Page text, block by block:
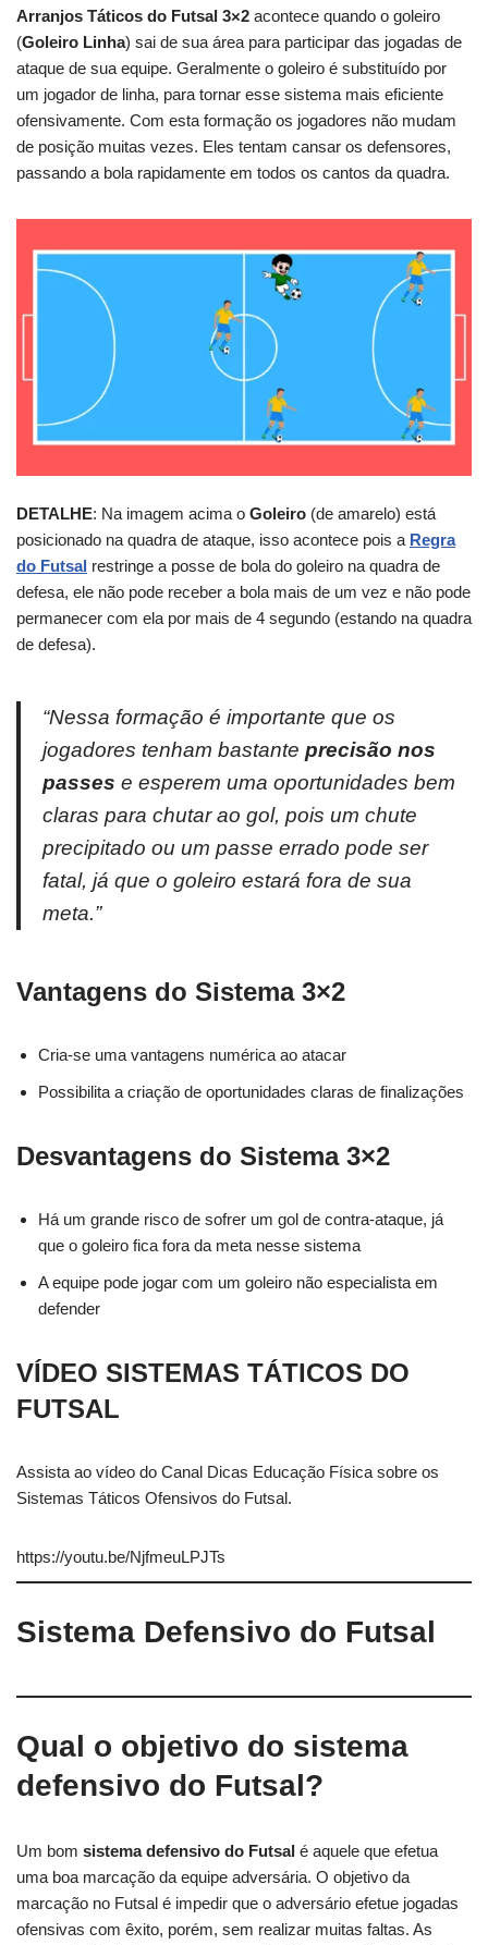
Arranjos Táticos do Futsal 3×2 acontece quando o goleiro
(Goleiro Linha) sai de sua área para participar das jogadas de
ataque de sua equipe. Geralmente o goleiro é substituído por
um jogador de linha, para tornar esse sistema mais eficiente
ofensivamente. Com esta formação os jogadores não mudam
de posição muitas vezes. Eles tentam cansar os defensores,
passando a bola rapidamente em todos os cantos da quadra.
DETALHE: Na imagem acima o Goleiro (de amarelo) está
posicionado na quadra de ataque, isso acontece pois a Regra
do Futsal restringe a posse de bola do goleiro na quadra de
defesa, ele não pode receber a bola mais de um vez e não pode
permanecer com ela por mais de 4 segundo (estando na quadra
de defesa).
“Nessa formação é importante que os
jogadores tenham bastante precisão nos
passes e esperem uma oportunidades bem
claras para chutar ao gol, pois um chute
precipitado ou um passe errado pode ser
fatal, já que o goleiro estará fora de sua
meta.”
Vantagens do Sistema 3×2
Cria-se uma vantagens numérica ao atacar
Possibilita a criação de oportunidades claras de finalizações
Desvantagens do Sistema 3×2
Há um grande risco de sofrer um gol de contra-ataque, já
que o goleiro fica fora da meta nesse sistema
A equipe pode jogar com um goleiro não especialista em
defender
VÍDEO SISTEMAS TÁTICOS DO
FUTSAL
Assista ao vídeo do Canal Dicas Educação Física sobre os
Sistemas Táticos Ofensivos do Futsal.
https://youtu.be/NjfmeuLPJTs
Sistema Defensivo do Futsal
Qual o objetivo do sistema
defensivo do Futsal?
Um bom sistema defensivo do Futsal é aquele que efetua
uma boa marcação da equipe adversária. O objetivo da
marcação no Futsal é impedir que o adversário efetue jogadas
ofensivas com êxito, porém, sem realizar muitas faltas. As